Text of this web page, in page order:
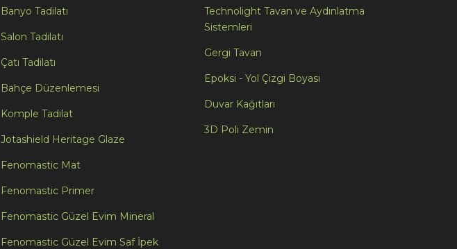
Banyo Tadilatı
Salon Tadilatı
Çatı Tadilatı
Bahçe Düzenlemesi
Komple Tadilat
Jotashield Heritage Glaze
Fenomastic Mat
Fenomastic Primer
Fenomastic Güzel Evim Mineral
Fenomastic Güzel Evim Saf İpek
Technolight Tavan ve Aydınlatma
Sistemleri
Gergi Tavan
Epoksi - Yol Çizgi Boyası
Duvar Kağıtları
3D Poli Zemin